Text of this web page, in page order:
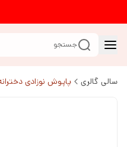
جستجو
سالی گالری پاپوش نوزادی